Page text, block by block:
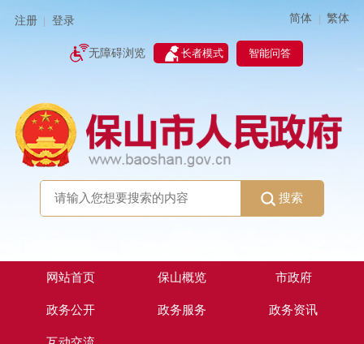
注册 登录 简体 | 繁体
无障碍浏览 长者模式 智能问答
搜索
网站首页 保山概览 市政府
政务公开 政务服务 政务资讯